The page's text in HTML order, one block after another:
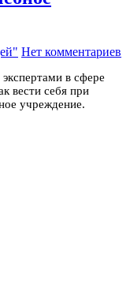
Нет комментариев
в сфере
вести себя при
учреждение.